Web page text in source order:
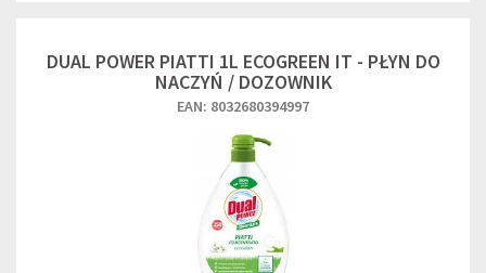
DUAL POWER PIATTI 1L ECOGREEN IT - PŁYN DO
NACZYŃ / DOZOWNIK
EAN: 8032680394997